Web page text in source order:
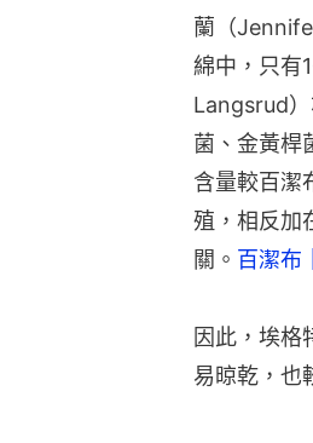
蘭（
綿中，只有
Langsrud
菌、金黃桿
含量較百潔
殖，相反加
關。 百潔布
因此，埃格
易晾乾，也